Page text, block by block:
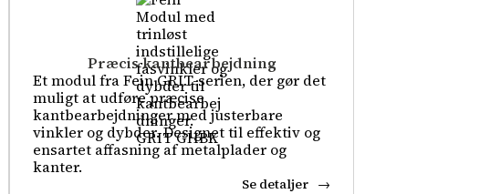
Præcis kantbearbejdning
Et modul fra Fein GRIT-serien, der gør det
muligt at udføre præcise
kantbearbejdninger med justerbare
vinkler og dybder. Designet til effektiv og
ensartet affasning af metalplader og
kanter.
Se detaljer